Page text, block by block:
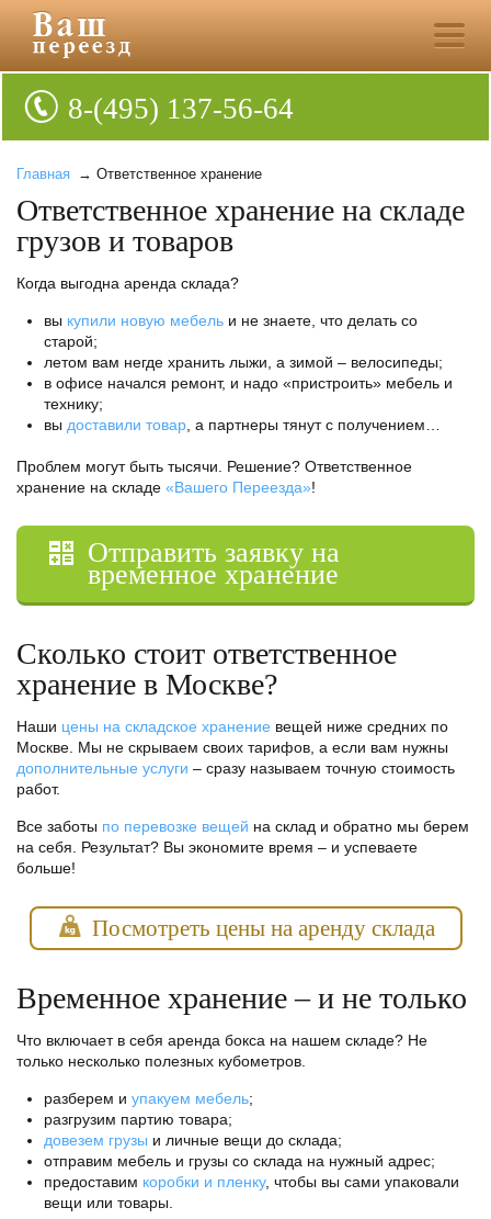
8-(495) 137-56-64
Главная → Ответственное хранение
Ответственное хранение на складе
грузов и товаров
Когда выгодна аренда склада?
вы купили новую мебель и не знаете, что делать со
старой;
летом вам негде хранить лыжи, а зимой – велосипеды;
в офисе начался ремонт, и надо «пристроить» мебель и
технику;
вы доставили товар , а партнеры тянут с получением…
Проблем могут быть тысячи. Решение? Ответственное
хранение на складе «Вашего Переезда»!
Отправить заявку на
временное хранение
Сколько стоит ответственное
хранение в Москве?
Наши цены на складское хранение вещей ниже средних по
Москве. Мы не скрываем своих тарифов, а если вам нужны
дополнительные услуги – сразу называем точную стоимость
работ.
Все заботы по перевозке вещей на склад и обратно мы берем
на себя. Результат? Вы экономите время – и успеваете
больше!
Посмотреть цены на аренду склада
Временное хранение – и не только
Что включает в себя аренда бокса на нашем складе? Не
только несколько полезных кубометров.
разберем и упакуем мебель;
разгрузим партию товара;
довезем грузы и личные вещи до склада;
отправим мебель и грузы со склада на нужный адрес;
предоставим коробки и пленку, чтобы вы сами упаковали
вещи или товары.